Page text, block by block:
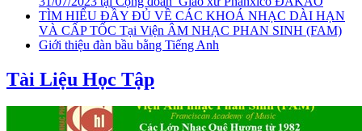
TÌM HIỂU ĐẦY ĐỦ VỀ CÁC KHOÁ NHẠC DÀI HẠN
VÀ CẤP TỐC Tại Viện ÂM NHẠC PHAN SINH (FAM)
Giới thiệu đàn bầu bằng Tiếng Anh
Tài Liệu Học Tập